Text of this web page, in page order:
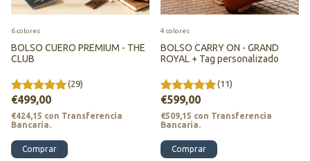
BOLSO CUERO PREMIUM - THE
CLUB
(29)
€499,00
€424,15 con Transferencia
Bancaria.
6 colores
Comprar
BOLSO CARRY ON - GRAND
ROYAL + Tag personalizado
(11)
€599,00
€509,15 con Transferencia
Bancaria.
4 colores
Comprar